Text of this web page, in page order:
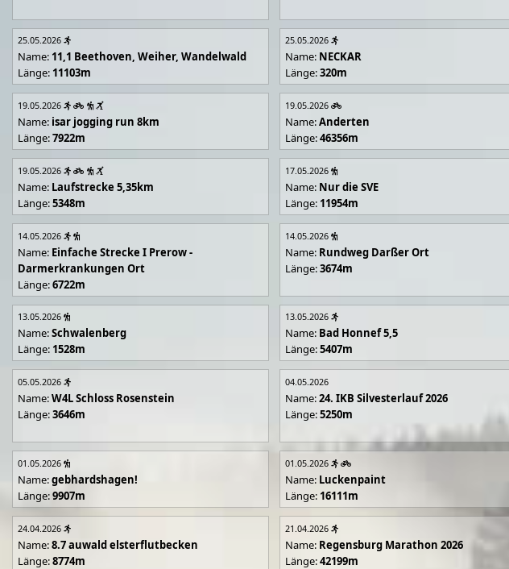
25.05.2026
Name: 11,1 Beethoven, Weiher, Wandelwald
Länge: 11103m
25.05.2026
Name: NECKAR
Länge:320m
19.05.2026
Name: isar jogging run 8km
Länge:7922m
19.05.2026
Name:Anderten
Länge:46356m
19.05.2026
Name: Laufstrecke 5,35km
Länge:5348m
17.05.2026
Name: Nur die SVE
Länge: 11954m
14.05.2026
Name: Einfache Strecke I Prerow -
Darmerkrankungen Ort
Länge:6722m
14.05.2026
Name: Rundweg Darßer Ort
Länge:3674m
13.05.2026
Name:Schwalenberg
Länge: 1528m
13.05.2026
Name: Bad Honnef 5,5
Länge:5407m
05.05.2026
Name:W4L Schloss Rosenstein
Länge:3646m
04.05.2026
Name:24. IKB Silvesterlauf 2026
Länge:5250m
01.05.2026
Name:gebhardshagen!
Länge:9907m
01.05.2026
Name: Luckenpaint
Länge: 16111m
24.04.2026
Name:8.7 auwald elsterflutbecken
Länge:8774m
21.04.2026
Name: Regensburg Marathon 2026
Länge:42199m